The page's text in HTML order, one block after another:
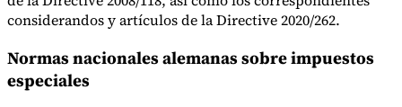
considerandos y artículos de la Directive 2020/262.
Normas nacionales alemanas sobre impuestos
especiales